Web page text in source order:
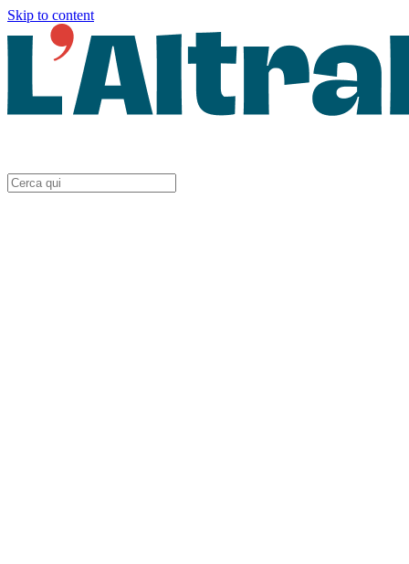
Skip to content